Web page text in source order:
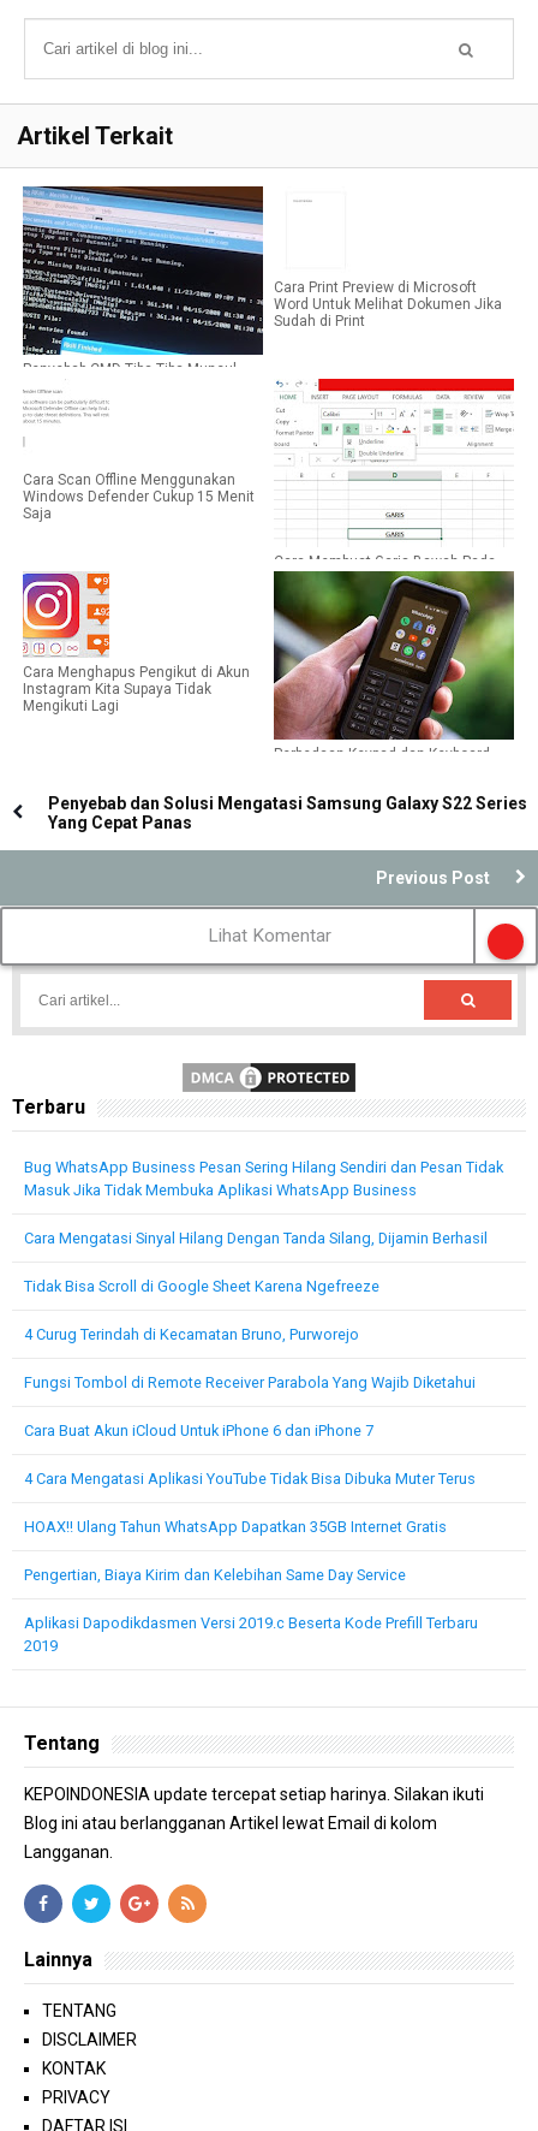
Artikel Terkait
Penyebab CMD Tiba-Tiba Muncul
dan Hilang Sendiri
Cara Print Preview di Microsoft
Word Untuk Melihat Dokumen Jika
Sudah di Print
Cara Scan Offline Menggunakan
Windows Defender Cukup 15 Menit
Saja
Cara Membuat Garis Bawah Pada
Teks di Microsoft Excel
Cara Menghapus Pengikut di Akun
Instagram Kita Supaya Tidak
Mengikuti Lagi
Perbedaan Keypad dan Keyboard,
Penyebab dan Solusi Mengatasi Samsung Galaxy S22 Series
Yang Cepat Panas
Previous Post
Lihat Komentar
Terbaru
Bug WhatsApp Business Pesan Sering Hilang Sendiri dan Pesan Tidak
Masuk Jika Tidak Membuka Aplikasi WhatsApp Business
Cara Mengatasi Sinyal Hilang Dengan Tanda Silang, Dijamin Berhasil
Tidak Bisa Scroll di Google Sheet Karena Ngefreeze
4 Curug Terindah di Kecamatan Bruno, Purworejo
Fungsi Tombol di Remote Receiver Parabola Yang Wajib Diketahui
Cara Buat Akun iCloud Untuk iPhone 6 dan iPhone 7
4 Cara Mengatasi Aplikasi YouTube Tidak Bisa Dibuka Muter Terus
HOAX!! Ulang Tahun WhatsApp Dapatkan 35GB Internet Gratis
Pengertian, Biaya Kirim dan Kelebihan Same Day Service
Aplikasi Dapodikdasmen Versi 2019.c Beserta Kode Prefill Terbaru
2019
Tentang
KEPOINDONESIA update tercepat setiap harinya. Silakan ikuti
Blog ini atau berlangganan Artikel lewat Email di kolom
Langganan.
Lainnya
TENTANG
DISCLAIMER
KONTAK
PRIVACY
DAFTAR ISI